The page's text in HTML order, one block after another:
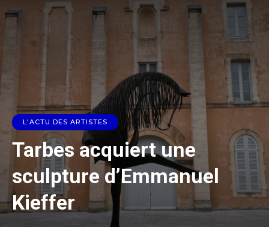
L'ACTU DES ARTISTES
Tarbes acquiert une
sculpture d’Emmanuel
Kieffer